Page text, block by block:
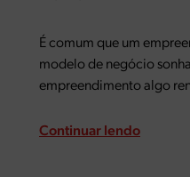
É comum que um
modelo de negócio
empreendimento algo
vez mais o seu negócio,
Continuar lendo